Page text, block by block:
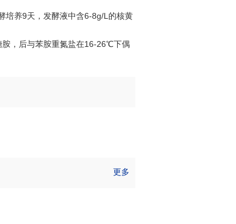
培养9天，发酵液中含6-8g/L的核黄
胺，后与苯胺重氮盐在16-26℃下偶
更多